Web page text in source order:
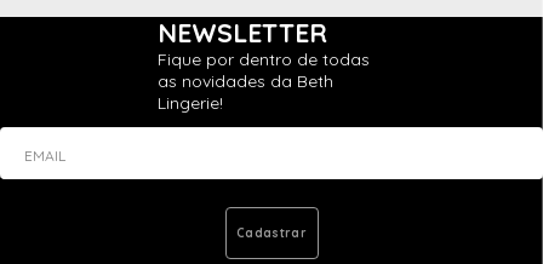
NEWSLETTER
Fique por dentro de todas
as novidades da Beth
Lingerie!
EMAIL
Cadastrar